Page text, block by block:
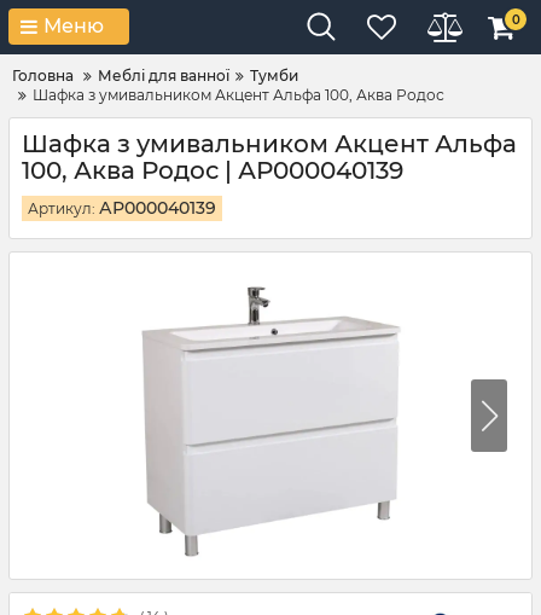
Меню 0
Головна Меблі для ванної
Тумби
Шафка з умивальником Акцент Альфа 100, Аква Родос
Шафка з умивальником Акцент Альфа
100, Аква Родос | АР000040139
Артикул: АР000040139